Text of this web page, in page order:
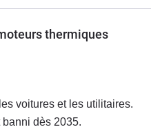
heures du Mans 2024.
thermiques
voitures et les utilitaires.
banni dès 2035.